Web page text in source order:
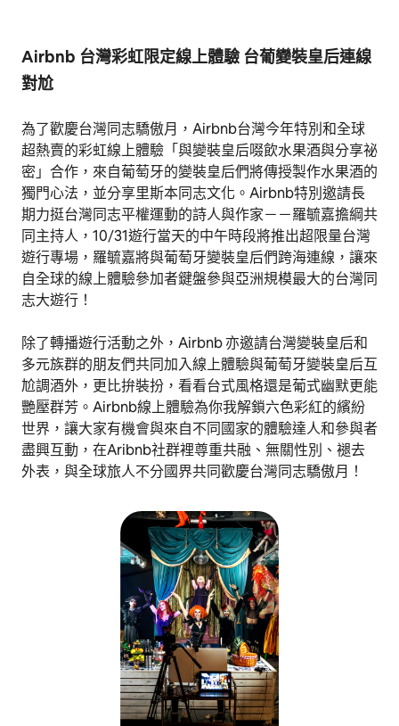
Airbnb 台灣彩虹限定線上體驗 台葡變裝皇后連線
對尬
為了歡慶台灣同志驕傲月，Airbnb台灣今年特別和全球
超熱賣的彩虹線上體驗「與變裝皇后啜飲水果酒與分享祕
密」合作，來自葡萄牙的變裝皇后們將傳授製作水果酒的
獨門心法，並分享里斯本同志文化。Airbnb特別邀請長
期力挺台灣同志平權運動的詩人與作家－－羅毓嘉擔綱共
同主持人，10/31遊行當天的中午時段將推出超限量台灣
遊行專場，羅毓嘉將與葡萄牙變裝皇后們跨海連線，讓來
自全球的線上體驗參加者鍵盤參與亞洲規模最大的台灣同
志大遊行！
除了轉播遊行活動之外，Airbnb 亦邀請台灣變裝皇后和
多元族群的朋友們共同加入線上體驗與葡萄牙變裝皇后互
尬調酒外，更比拚裝扮，看看台式風格還是葡式幽默更能
艷壓群芳。Airbnb線上體驗為你我解鎖六色彩紅的繽紛
世界，讓大家有機會與來自不同國家的體驗達人和參與者
盡興互動，在Aribnb社群裡尊重共融、無關性別、褪去
外表，與全球旅人不分國界共同歡慶台灣同志驕傲月！